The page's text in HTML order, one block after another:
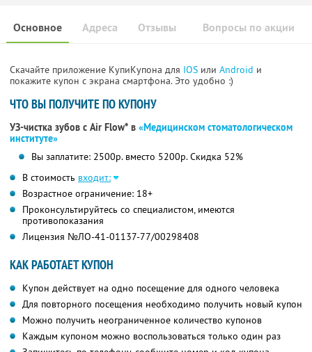
Основное Отзывы Вопросы по акции
Адреса
Скачайте приложение КупиКупона для IOS или Android и
покажите купон с экрана смартфона. Это удобно :)
ЧТО ВЫ ПОЛУЧИТЕ ПО КУПОНУ
УЗ-чистка зубов с Air Flow* в «Медицинском стоматологическом
институте»
Вы заплатите: 2500р. вместо 5200р. Скидка 52%
В стоимость входит:
Возрастное ограничение: 18+
Проконсультируйтесь со специалистом, имеются
противопоказания
Лицензия №ЛО-41-01137-77/00298408
КАК РАБОТАЕТ КУПОН
Купон действует на одно посещение для одного человека
Для повторного посещения необходимо получить новый купон
Можно получить неограниченное количество купонов
Каждым купоном можно воспользоваться только один раз